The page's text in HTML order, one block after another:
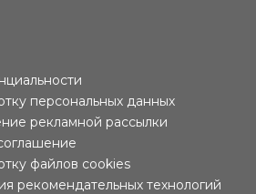
персональных данных
рекламной рассылки
файлов cookies
рекомендательных технологий